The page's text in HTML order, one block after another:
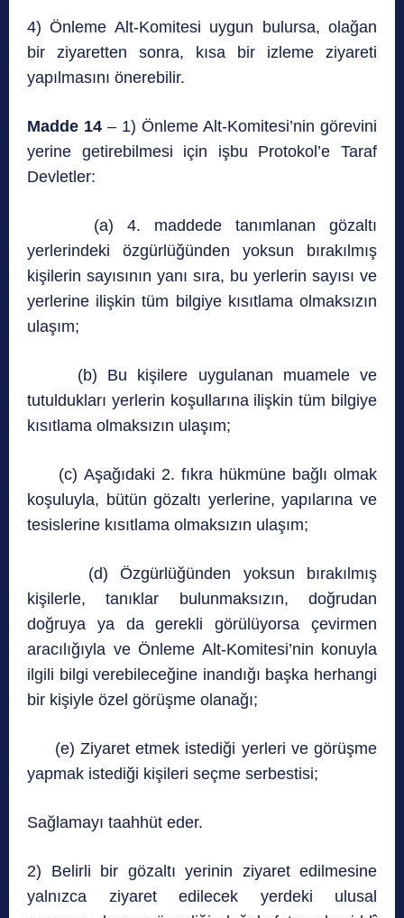
4) Önleme Alt-Komitesi uygun bulursa, olağan
bir ziyaretten sonra, kısa bir izleme ziyareti
yapılmasını önerebilir.
Madde 14 – 1) Önleme Alt-Komitesi’nin görevini
yerine getirebilmesi için işbu Protokol’e Taraf
Devletler:
(a) 4. maddede tanımlanan gözaltı
yerlerindeki özgürlüğünden yoksun bırakılmış
kişilerin sayısının yanı sıra, bu yerlerin sayısı ve
yerlerine ilişkin tüm bilgiye kısıtlama olmaksızın
ulaşım;
(b) Bu kişilere uygulanan muamele ve
tutuldukları yerlerin koşullarına ilişkin tüm bilgiye
kısıtlama olmaksızın ulaşım;
(c) Aşağıdaki 2. fıkra hükmüne bağlı olmak
koşuluyla, bütün gözaltı yerlerine, yapılarına ve
tesislerine kısıtlama olmaksızın ulaşım;
(d) Özgürlüğünden yoksun bırakılmış
kişilerle, tanıklar bulunmaksızın, doğrudan
doğruya ya da gerekli görülüyorsa çevirmen
aracılığıyla ve Önleme Alt-Komitesi’nin konuyla
ilgili bilgi verebileceğine inandığı başka herhangi
bir kişiyle özel görüşme olanağı;
(e) Ziyaret etmek istediği yerleri ve görüşme
yapmak istediği kişileri seçme serbestisi;
Sağlamayı taahhüt eder.
2) Belirli bir gözaltı yerinin ziyaret edilmesine
yalnızca ziyaret edilecek yerdeki ulusal